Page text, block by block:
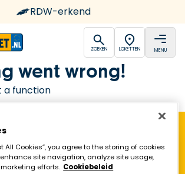
RDW-erkend
open
ZOEKEN LOKETTEN MENU
went wrong!
a function
in de buurt!
All Cookies”, you agree to the storing of cookies
site navigation, analyze site usage,
efforts. Cookiebeleid